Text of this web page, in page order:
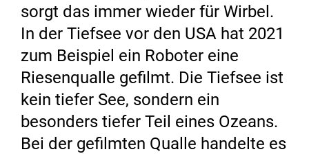
sorgt das immer wieder für Wirbel.
In der Tiefsee vor den USA hat 2021
zum Beispiel ein Roboter eine
Riesenqualle gefilmt. Die Tiefsee ist
kein tiefer See, sondern ein
besonders tiefer Teil eines Ozeans.
Bei der gefilmten Qualle handelte es